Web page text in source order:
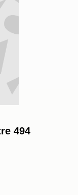
494